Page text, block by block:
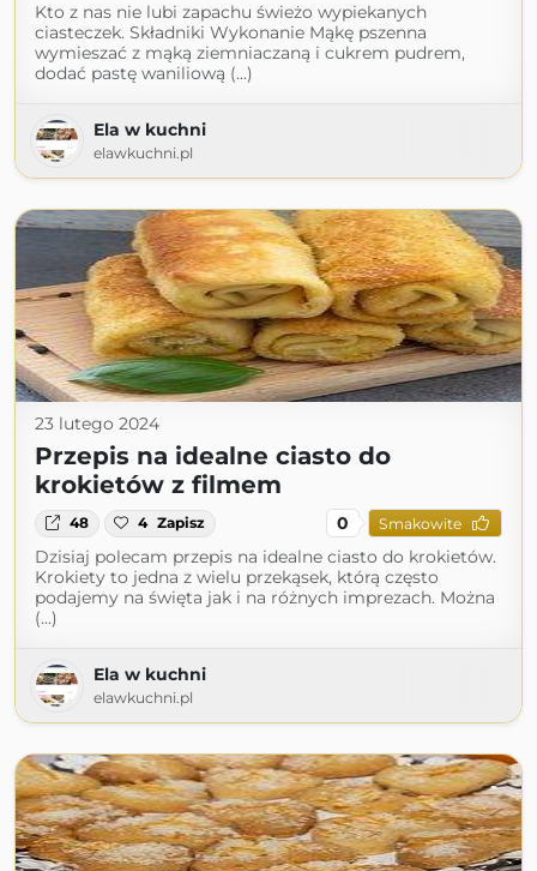
Kto z nas nie lubi zapachu świeżo wypiekanych
ciasteczek. Składniki Wykonanie Mąkę pszenna
wymieszać z mąką ziemniaczaną i cukrem pudrem,
dodać pastę waniliową (...)
Ela w kuchni
elawkuchni.pl
23 lutego 2024
Przepis na idealne ciasto do
krokietów z filmem
48 4 Zapisz 0 Smakowite
Dzisiaj polecam przepis na idealne ciasto do krokietów.
Krokiety to jedna z wielu przekąsek, którą często
podajemy na święta jak i na różnych imprezach. Można
(...)
Ela w kuchni
elawkuchni.pl